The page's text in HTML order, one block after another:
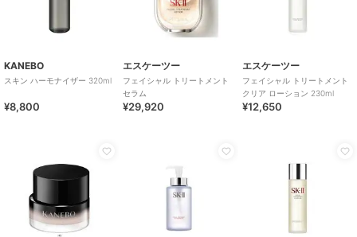
KANEBO
スキン ハーモナイザー 320ml
¥8,800
エスケーツー
フェイシャル トリートメント
セラム
¥29,920
エスケーツー
フェイシャル トリートメント
クリア ローション 230ml
¥12,650